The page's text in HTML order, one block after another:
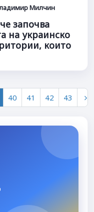
Милчин
започва
на украинско
които
40 41 42 43